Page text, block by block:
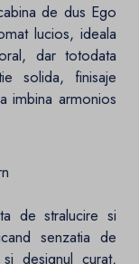
de dus Ego
lucios, ideala
dar totodata
solida, finisaje
imbina armonios
de stralucire si
senzatia de
designul curat,